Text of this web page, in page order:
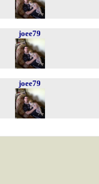
joee79
joee79